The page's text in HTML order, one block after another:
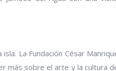
La Fundación César
más sobre el arte y la cultura